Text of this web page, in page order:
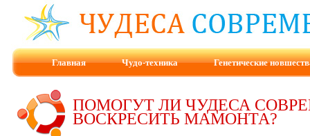
Главная Чудо-техника Генетические
ПОМОГУТ ЛИ ЧУДЕСА
ВОСКРЕСИТЬ МАМОНТА?